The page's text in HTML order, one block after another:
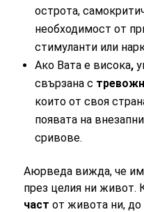
острота,
необходимост от
стимуланти или
Ако Вата е висока,
свързана с
които от своя
появата на
сривове.
Аюрведа вижда, че
през целия ни живот.
част от живота ни,